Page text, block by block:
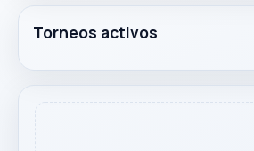
Torneos activos